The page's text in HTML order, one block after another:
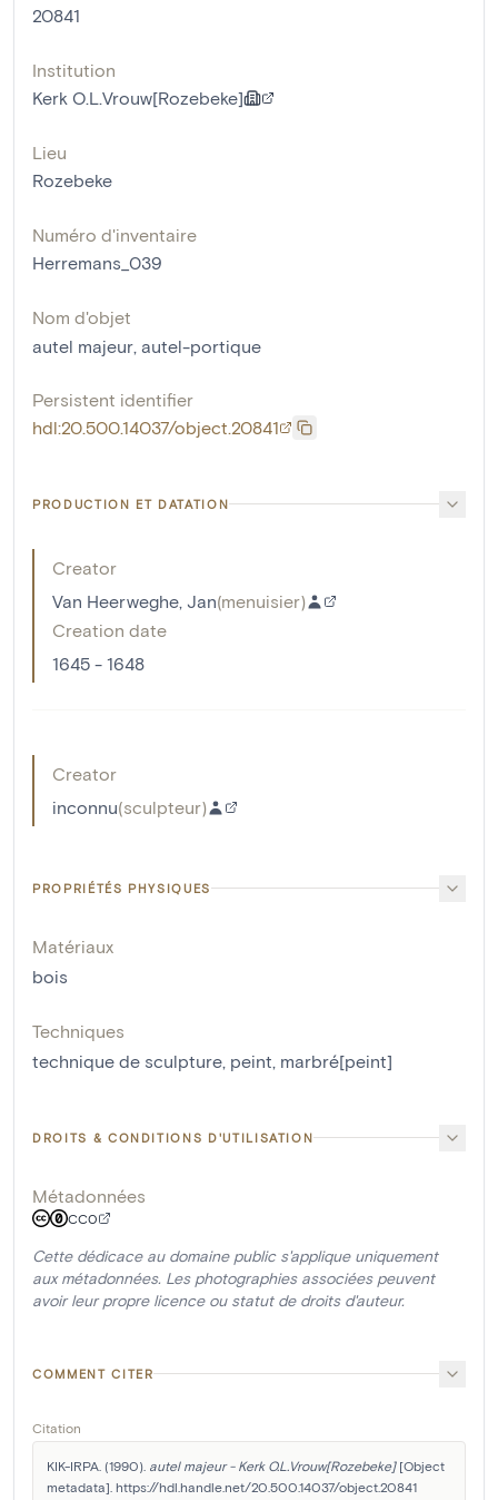
20841
Institution
Kerk O.L.Vrouw[Rozebeke]
Lieu
Rozebeke
Numéro d'inventaire
Herremans_039
Nom d'objet
autel majeur, autel-portique
Persistent identifier
hdl:20.500.14037/object.20841
PRODUCTION ET DATATION
Creator
Van Heerweghe, Jan(menuisier)
Creation date
1645 - 1648
Creator
inconnu(sculpteur)
PROPRIÉTÉS PHYSIQUES
Matériaux
bois
Techniques
technique de sculpture, peint, marbré[peint]
DROITS & CONDITIONS D'UTILISATION
Métadonnées
CC0
Cette dédicace au domaine public s'applique uniquement
aux métadonnées. Les photographies associées peuvent
avoir leur propre licence ou statut de droits d'auteur.
COMMENT CITER
Citation
KIK-IRPA. (1990). autel majeur - Kerk O.L.Vrouw[Rozebeke] [Object
metadata]. https://hdl.handle.net/20.500.14037/object.20841